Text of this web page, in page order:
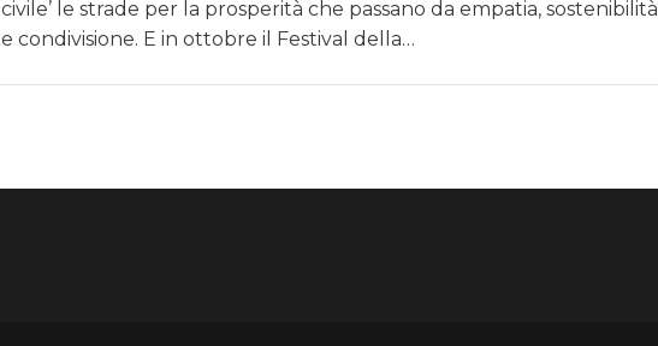
civile’ le strade per la prosperità che passano da empatia, sostenibilità
e condivisione. E in ottobre il Festival della…